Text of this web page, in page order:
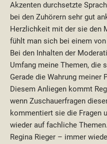
Akzenten durchsetzte
bei den Zuhörern sehr gut
Herzlichkeit mit der sie den
fühlt man sich bei einem
Bei den Inhalten der
Umfang meine Themen, die
Gerade die Wahrung
Diesem Anliegen kommt
wenn Zuschauerfragen
kommentiert sie die Fragen
wieder auf fachliche Themen.
Regina Rieger – immer